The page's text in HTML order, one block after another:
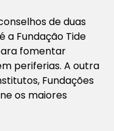
de duas
a Fundação Tide
fomentar
periferias. A outra
Fundações
os maiores